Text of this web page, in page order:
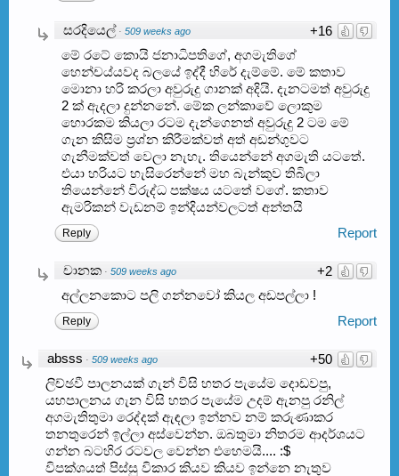
+16
සරදියෙල් · 509 weeks ago
මේ රටේ කොයි ජනාධිපතිගේ, අගමැතිගේ
හෙන්චය්යවද බලයේ ඉද්දී හිරේ දැම්මේ. මේ කතාව
මොනා හරි කරලා අවුරුදු ගානක් අදියි. දැනටමත් අවුරුදු
2 ක් ඇදලා දුන්නනේ. මේක ලන්කාවේ ලොකුම
හොරකම කියලා රටම දැන්ගෙනත් අවුරුදු 2 ටම මේ
ගැන කිසිම ප්‍රශ්න කිරීමක්වත් අත් අඩන්ගුවට
ගැනීමක්වත් වෙලා නැහැ. තියෙන්නේ අගමැති යටතේ.
එයා හරියට හැසිරෙන්නේ මහ බැන්කුව තිබිලා
තියෙන්නේ විරුද්ධ පක්ෂය යටතේ වගේ. කතාව
ඇමරිකන් වැඩනම් ඉන්දියන්වලටත් අන්තයි
Report
Reply
+2
චානක · 509 weeks ago
අල්ලනකොට පලි ගන්නවෝ කියල අඩපල්ලා !
Report
Reply
+50
absss · 509 weeks ago
ලිච්ඡවී පාලනයක් ගැන් විසි හතර පැයේම දොඩවපු,
යහපාලනය ගැන විසි හතර පැයේම උදම් ඇනපු රනිල්
අගමැතිතුමා රෙද්දක් ඇඳලා ඉන්නව නම් කරුණාකර
තනතුරෙන් ඉල්ලා අස්වෙන්න. ඔබතුමා නිතරම ආදර්ශයට
ගන්න බටහිර රටවල වෙන්න එහෙමයි.... :$
විපක්ශයත් පිස්සු විකාර කියව කියව ඉන්නෙ නැතුව